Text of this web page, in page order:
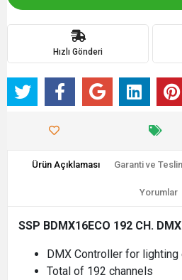
Hızlı Gönderi
Ürün Açıklaması Garanti ve
Yorumlar
SSP BDMX16ECO 192 CH.
DMX Controller for
Total of 192 channels